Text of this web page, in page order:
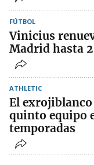
FÚTBOL
Vinicius
Madrid hasta
ATHLETIC
El exrojiblanco
quinto equipo
temporadas